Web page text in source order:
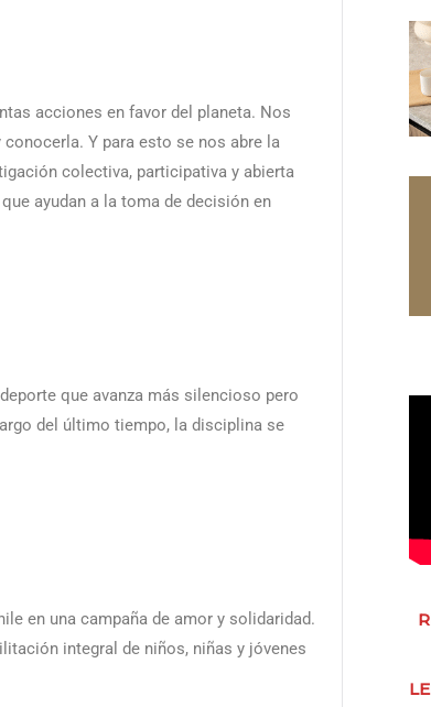
acciones en favor del planeta. Nos
Y para esto se nos abre la
colectiva, participativa y abierta
ayudan a la toma de decisión en
que avanza más silencioso pero
del último tiempo, la disciplina se
en una campaña de amor y solidaridad.
integral de niños, niñas y jóvenes